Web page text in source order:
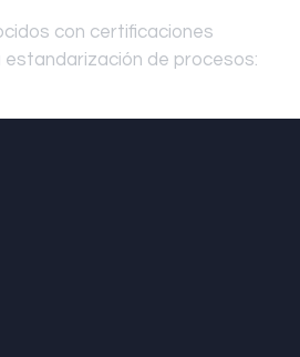
con certificaciones
estandarización de procesos: